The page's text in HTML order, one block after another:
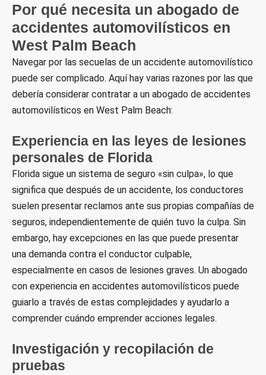
Por qué necesita un abogado de
accidentes automovilísticos en
West Palm Beach
Navegar por las secuelas de un accidente automovilístico
puede ser complicado. Aquí hay varias razones por las que
debería considerar contratar a un abogado de accidentes
automovilísticos en West Palm Beach:
Experiencia en las leyes de lesiones
personales de Florida
Florida sigue un sistema de seguro «sin culpa», lo que
significa que después de un accidente, los conductores
suelen presentar reclamos ante sus propias compañías de
seguros, independientemente de quién tuvo la culpa. Sin
embargo, hay excepciones en las que puede presentar
una demanda contra el conductor culpable,
especialmente en casos de lesiones graves. Un abogado
con experiencia en accidentes automovilísticos puede
guiarlo a través de estas complejidades y ayudarlo a
comprender cuándo emprender acciones legales.
Investigación y recopilación de
pruebas